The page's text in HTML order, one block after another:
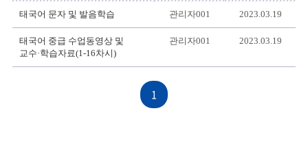
태
국
어
의
게
태국어 문자 및 발음학습 관리자001 2023.03.19
태국어 중급 수업동영상 및
교수·학습자료(1-16차시)
관리자001 2023.03.19
1